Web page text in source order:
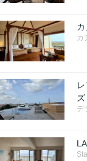
カ
ズ
デ